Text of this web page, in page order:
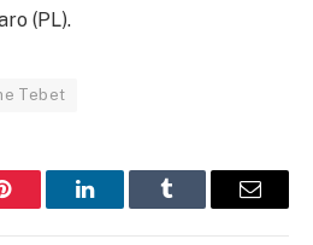
(PL).
Tebet
Pinterest LinkedInTumblr Email